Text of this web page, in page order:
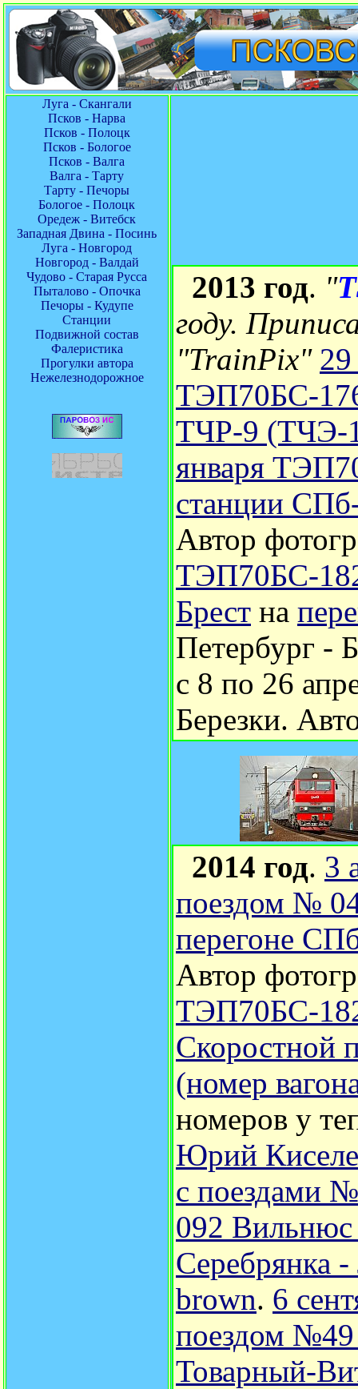
Луга - Скангали
Псков - Нарва
Псков - Полоцк
Псков - Бологое
Псков - Валга
Валга - Тарту
Тарту - Печоры
Бологое - Полоцк
Оредеж - Витебск
Западная Двина - Посинь
Луга - Новгород
Новгород - Валдай
Чудово - Старая Русса
Пыталово - Опочка
Печоры - Кудупе
Станции
Подвижной состав
Фалеристика
Прогулки автора
Нежелезнодорожное
2013 год. "
году.
"TrainPix"
ТЭП70БС-
ТЧР-9 (ТЧЭ-
января
станции
Автор
ТЭП70БС-
Брест на
Петербург -
с 8 по 26
Березки.
2014 год. 3
поездом №
перегоне
Автор
ТЭП70БС-
Скоростной
(номер
номеров у
Юрий
с поездами
092 Вильнюс
Серебрянка
brown. 6
поездом №49
Товарный-